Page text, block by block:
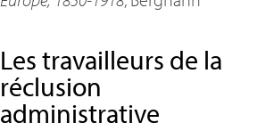
Les travailleurs de la
réclusion
administrative